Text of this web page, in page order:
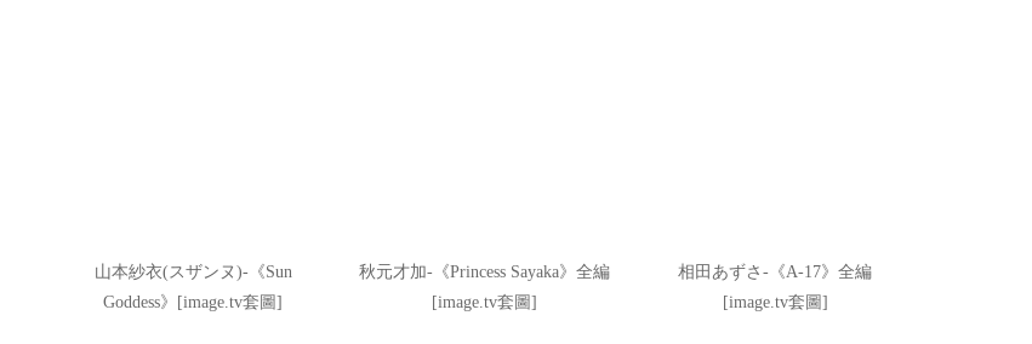
山本紗衣(スザンヌ)-《Sun
Goddess》[image.tv套圖]
秋元才加-《Princess Sayaka》全編
[image.tv套圖]
相田あずさ-《A-17》全編
[image.tv套圖]